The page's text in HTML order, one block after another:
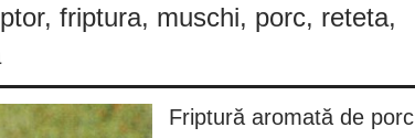
, friptura, muschi, porc, reteta,
Friptură aromată de porc